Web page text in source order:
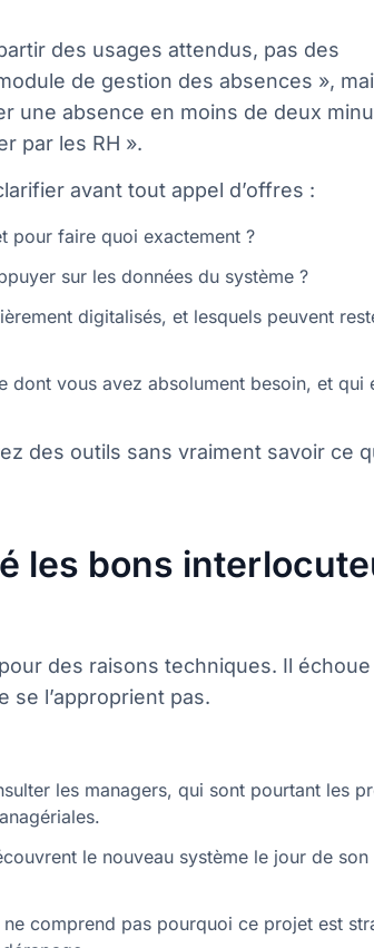
des usages attendus, pas des
de gestion des absences »,
une absence en moins de deux
par les RH ».
avant tout appel d’offres :
pour faire quoi exactement ?
sur les données du système ?
digitalisés, et lesquels peuvent
dont vous avez absolument besoin, et qui
des outils sans vraiment savoir ce
les bons
des raisons techniques. Il
se l’approprient pas.
les managers, qui sont pourtant les
le nouveau système le jour de son
comprend pas pourquoi ce projet est